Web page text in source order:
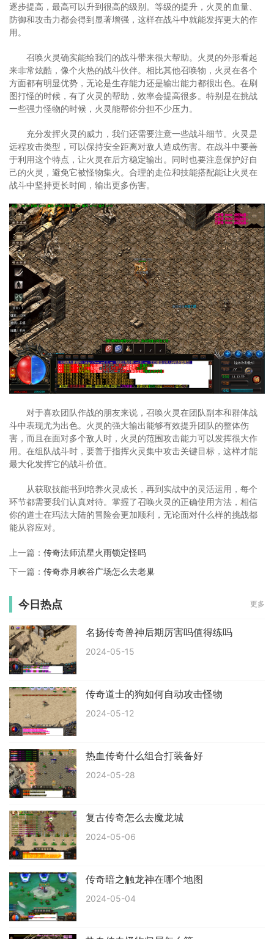
逐步提高，最高可以升到很高的级别。等级的提升，火灵的血量、
防御和攻击力都会得到显著增强，这样在战斗中就能发挥更大的作
用。
召唤火灵确实能给我们的战斗带来很大帮助。火灵的外形看起
来非常炫酷，像个火热的战斗伙伴。相比其他召唤物，火灵在各个
方面都有明显优势，无论是生存能力还是输出能力都很出色。在刷
图打怪的时候，有了火灵的帮助，效率会提高很多。特别是在挑战
一些强力怪物的时候，火灵能帮你分担不少压力。
充分发挥火灵的威力，我们还需要注意一些战斗细节。火灵是
远程攻击类型，可以保持安全距离对敌人造成伤害。在战斗中要善
于利用这个特点，让火灵在后方稳定输出。同时也要注意保护好自
己的火灵，避免它被怪物集火。合理的走位和技能搭配能让火灵在
战斗中坚持更长时间，输出更多伤害。
对于喜欢团队作战的朋友来说，召唤火灵在团队副本和群体战
斗中表现尤为出色。火灵的强大输出能够有效提升团队的整体伤
害，而且在面对多个敌人时，火灵的范围攻击能力可以发挥很大作
用。在组队战斗时，要善于指挥火灵集中攻击关键目标，这样才能
最大化发挥它的战斗价值。
从获取技能书到培养火灵成长，再到实战中的灵活运用，每个
环节都需要我们认真对待。掌握了召唤火灵的正确使用方法，相信
你的道士在玛法大陆的冒险会更加顺利，无论面对什么样的挑战都
能从容应对。
上一篇： 传奇法师流星火雨锁定怪吗
下一篇： 传奇赤月峡谷广场怎么去老巢
今日热点 更多
名扬传奇兽神后期厉害吗值得练吗
2024-05-15
传奇道士的狗如何自动攻击怪物
2024-05-12
热血传奇什么组合打装备好
2024-05-28
复古传奇怎么去魔龙城
2024-05-06
传奇暗之触龙神在哪个地图
2024-05-04